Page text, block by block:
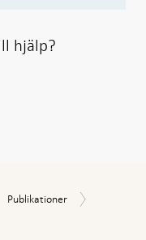
hjälp?
Publikationer
Publikationer